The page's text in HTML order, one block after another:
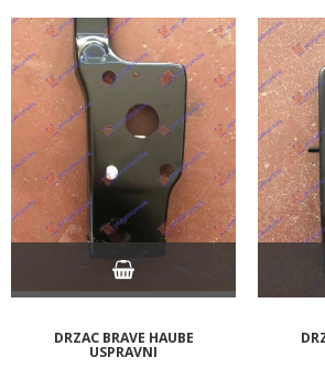
DRZAC BRAVE HAUBE
USPRAVNI